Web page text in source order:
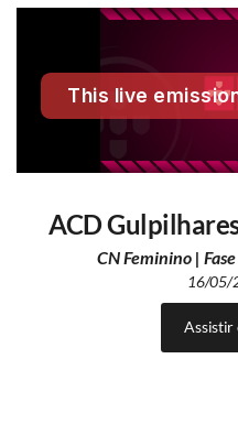
ACD
CN Feminino |
16/05/
Assistir